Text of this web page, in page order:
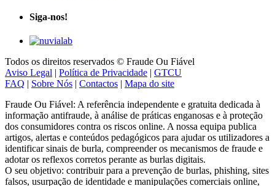
Siga-nos!
Todos os direitos reservados © Fraude Ou Fiável
Aviso Legal | Política de Privacidade | GTCU
FAQ | Sobre Nós | Contactos | Mapa do site
Fraude Ou Fiável: A referência independente e gratuita dedicada à
informação antifraude, à análise de práticas enganosas e à proteção
dos consumidores contra os riscos online. A nossa equipa publica
artigos, alertas e conteúdos pedagógicos para ajudar os utilizadores a
identificar sinais de burla, compreender os mecanismos de fraude e
adotar os reflexos corretos perante as burlas digitais.
O seu objetivo: contribuir para a prevenção de burlas, phishing, sites
falsos, usurpação de identidade e manipulações comerciais online,